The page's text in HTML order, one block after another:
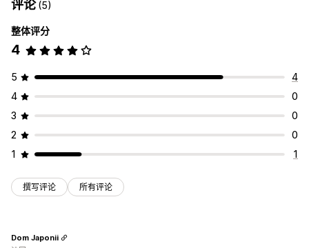
评论(5)
整体评分
4
5
4
4
0
3
0
2
0
1
1
撰写评论 所有评论
Dom Japonii